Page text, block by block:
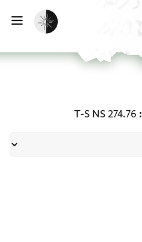
הפעלת מצב כהה
T-S NS 274.76